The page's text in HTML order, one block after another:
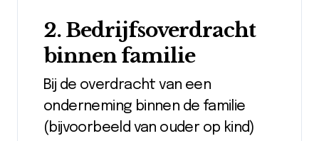
2. Bedrijfsoverdracht
binnen familie
Bij de overdracht van een
onderneming binnen de familie
(bijvoorbeeld van ouder op kind)